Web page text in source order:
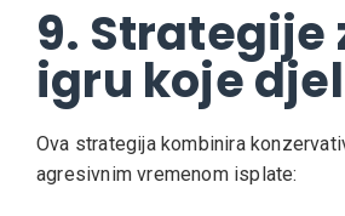
9. Strategije
igru koje
Ova strategija kombinira
agresivnim vremenom isplate: